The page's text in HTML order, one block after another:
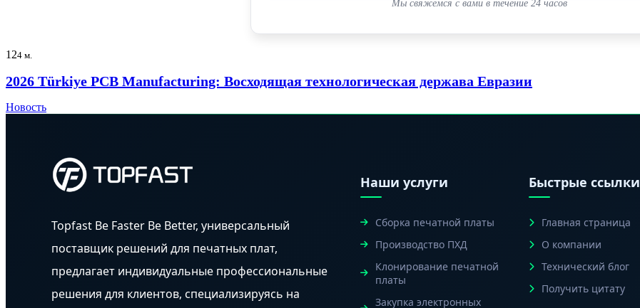
Мы свяжемся с вами в течение 24 часов
124 м.
2026 Türkiye PCB Manufacturing: Восходящая технологическая держава Евразии
Новость
Topfast Be Faster Be Better, универсальный
поставщик решений для печатных плат,
предлагает индивидуальные профессиональные
решения для клиентов, специализируясь на
Наши услуги
Сборка печатной платы
Производство ПХД
Клонирование печатной
платы
Закупка электронных
Быстрые ссылки
Главная страница
О компании
Технический блог
Получить цитату